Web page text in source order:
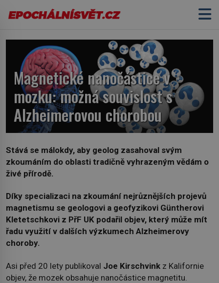
Magnetické nanočástice v
mozku: možná souvislost s
Alzheimerovou chorobou
Stává se málokdy, aby geolog zasahoval svým
zkoumáním do oblasti tradičně vyhrazeným vědám o
živé přírodě.
Díky specializaci na zkoumání nejrůznějších projevů
magnetismu se geologovi a geofyzikovi Güntherovi
Kletetschkovi z PřF UK podařil objev, který může mít
řadu využití v dalších výzkumech Alzheimerovy
choroby.
Asi před 20 lety publikoval Joe Kirschvink z Kalifornie
objev, že mozek obsahuje nanočástice magnetitu.